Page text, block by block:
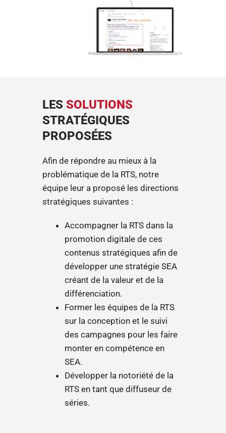
LES SOLUTIONS
STRATÉGIQUES
PROPOSÉES
Afin de répondre au mieux à la
problématique de la RTS, notre
équipe leur a proposé les directions
stratégiques suivantes :
Accompagner la RTS dans la
promotion digitale de ces
contenus stratégiques afin de
développer une stratégie SEA
créant de la valeur et de la
différenciation.
Former les équipes de la RTS
sur la conception et le suivi
des campagnes pour les faire
monter en compétence en
SEA.
Développer la notoriété de la
RTS en tant que diffuseur de
séries.